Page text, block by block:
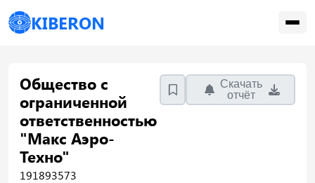
KIBERON
Общество с
ограниченной
ответственностью
"Макс Аэро-
Техно"
191893573
Скачать
отчёт